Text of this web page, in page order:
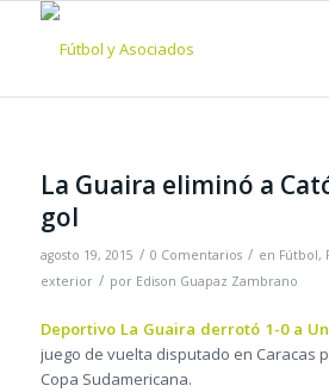
La Guaira eliminó a
gol
agosto 19, 2015 / 0 Comentarios / en Fútbol,
exterior / por Edison Guapaz Zambrano
Deportivo La Guaira derrotó 1-0 a
juego de vuelta disputado en Caracas
Copa Sudamericana.